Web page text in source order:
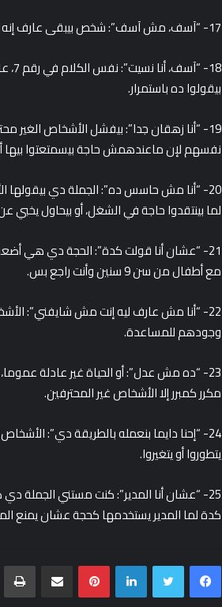
17- “آسف، مش آسف”: شخص بيبقى عارف إنه لازم يعتذر ومع ذلك هو مش هيعتذر.
18-
بيقولوا ده باستمرار.
19- “أنا زهقان جدا”: بيفشل الأشخاص
نفسهم لإن ماعندهمش حاجة بيسمتعتوا بيها
20- “أنا مش حاسس ده”: الجملة دي
لما بينتقدوا حاجة في الشغل، أو بيحاول
21- “عشان أنا قولت كدة”: الحجة دي هي
مع أطفال من سن 9 سنين وأنت راجع بس.
22- “أنا مش عارف ليه إنت مش شايفني”:
وجودهم للمساعدة.
23- “ده مش عدل”: أو الحياة غير عادلة
مكرر كمبرر إلا الأشخاص غير المحترفين.
24- “إحنا دايما بنعمله بالطريقة دي”:
يتطوروا أو يتغيروا.
25- “عشان أنا المدير”: كنت مستني الجملة
كدة لما المدير يستخدمها كحجة عشان يمنع
Facebook
Twitter
LinkedIn
Pinterest
Print